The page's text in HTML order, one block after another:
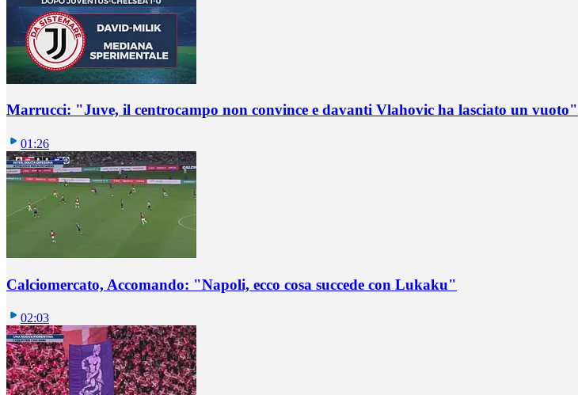
Marrucci: "Juve, il centrocampo non convince e davanti Vlahovic ha lasciato un vuoto"
01:26
Calciomercato, Accomando: "Napoli, ecco cosa succede con Lukaku"
02:03